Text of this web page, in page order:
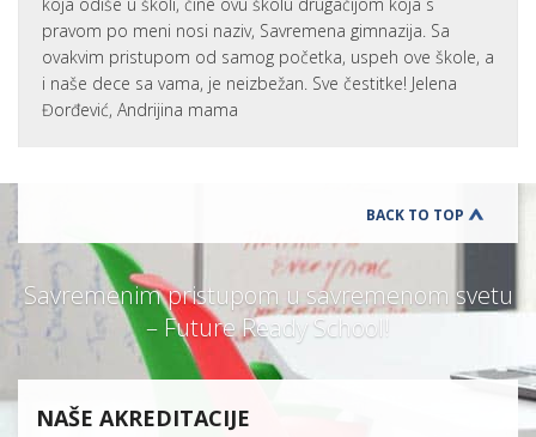
pravom po meni nosi naziv, Savremena gimnazija. Sa
ovakvim pristupom od samog početka, uspeh ove škole, a
i naše dece sa vama, je neizbežan. Sve čestitke! Jelena
Đorđević, Andrijina mama
BACK TO TOP
Savremenim pristupom u savremenom svetu
– Future Ready School!
NAŠE AKREDITACIJE